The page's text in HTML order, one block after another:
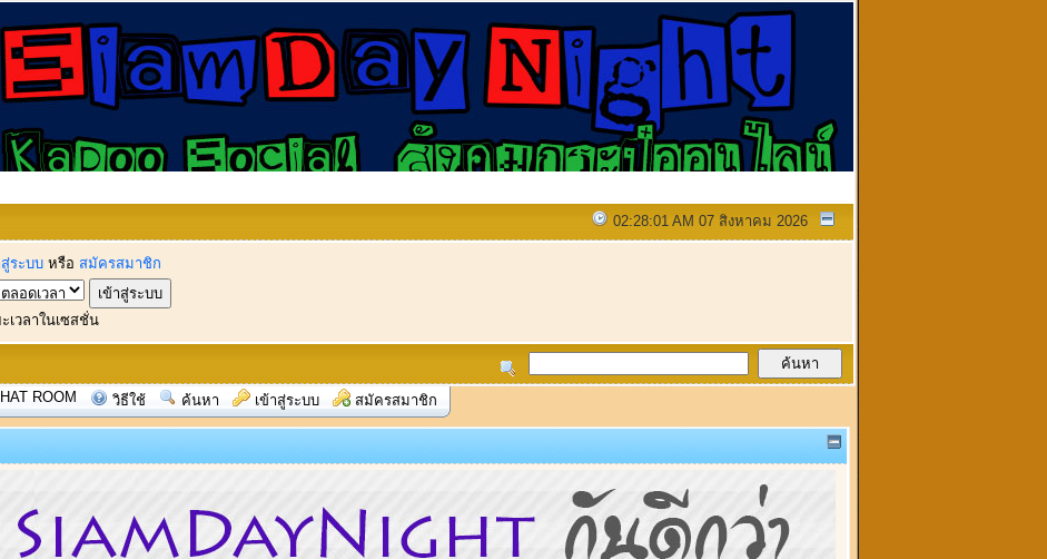
02:28:01 AM 07 สิงหาคม 2026
สู่ระบบ หรือ สมัครสมาชิก
เวลาในเซสชั่น
ROOM วิธีใช้ ค้นหา เข้าสู่ระบบ สมัครสมาชิก